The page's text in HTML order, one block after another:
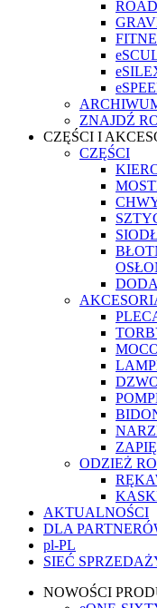
ROAD
ZNAJDŹ
CZĘŚCI I
CZĘŚCI
ODZIEŻ
AKTUALNOŚCI
DLA
pl-PL
SIEĆ
NOWOŚCI